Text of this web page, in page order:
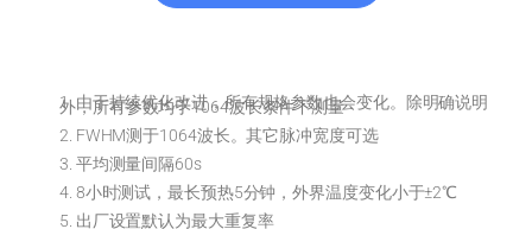
1. 由于持续优化改进，所有规格参数也会变化。除明确说明
外，所有参数均于1064波长条件下测量
2. FWHM测于1064波长。其它脉冲宽度可选
3. 平均测量间隔60s
4. 8小时测试，最长预热5分钟，外界温度变化小于±2℃
5. 出厂设置默认为最大重复率